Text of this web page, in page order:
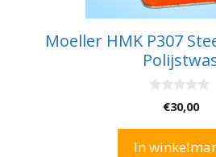
Moeller HMK P307
5
€30,00
In